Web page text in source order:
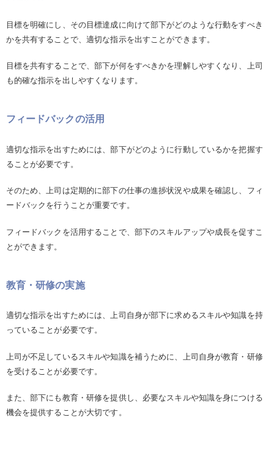
目標を明確にし、その目標達成に向けて部下がどのような行動をすべき
かを共有することで、適切な指示を出すことができます。
目標を共有することで、部下が何をすべきかを理解しやすくなり、上司
も的確な指示を出しやすくなります。
フィードバックの活用
適切な指示を出すためには、部下がどのように行動しているかを把握す
ることが必要です。
そのため、上司は定期的に部下の仕事の進捗状況や成果を確認し、フィ
ードバックを行うことが重要です。
フィードバックを活用することで、部下のスキルアップや成長を促すこ
とができます。
教育・研修の実施
適切な指示を出すためには、上司自身が部下に求めるスキルや知識を持
っていることが必要です。
上司が不足しているスキルや知識を補うために、上司自身が教育・研修
を受けることが必要です。
また、部下にも教育・研修を提供し、必要なスキルや知識を身につける
機会を提供することが大切です。